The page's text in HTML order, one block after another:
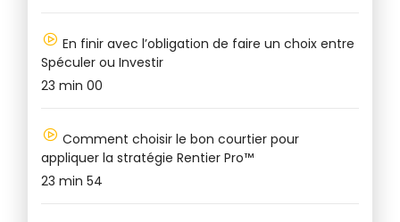
En finir avec l’obligation de faire un choix entre
Spéculer ou Investir
23 min 00
Comment choisir le bon courtier pour
appliquer la stratégie Rentier Pro™
23 min 54